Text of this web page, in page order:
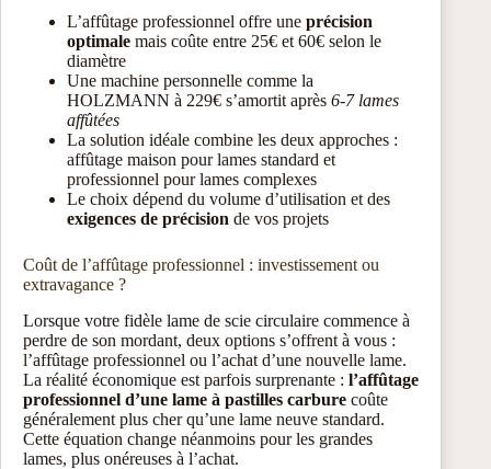
L’affûtage professionnel offre une précision
optimale mais coûte entre 25€ et 60€ selon le
diamètre
Une machine personnelle comme la
HOLZMANN à 229€ s’amortit après 6-7 lames
affûtées
La solution idéale combine les deux approches :
affûtage maison pour lames standard et
professionnel pour lames complexes
Le choix dépend du volume d’utilisation et des
exigences de précision de vos projets
Coût de l’affûtage professionnel : investissement ou
extravagance ?
Lorsque votre fidèle lame de scie circulaire commence à
perdre de son mordant, deux options s’offrent à vous :
l’affûtage professionnel ou l’achat d’une nouvelle lame.
La réalité économique est parfois surprenante : l’affûtage
professionnel d’une lame à pastilles carbure coûte
généralement plus cher qu’une lame neuve standard.
Cette équation change néanmoins pour les grandes
lames, plus onéreuses à l’achat.